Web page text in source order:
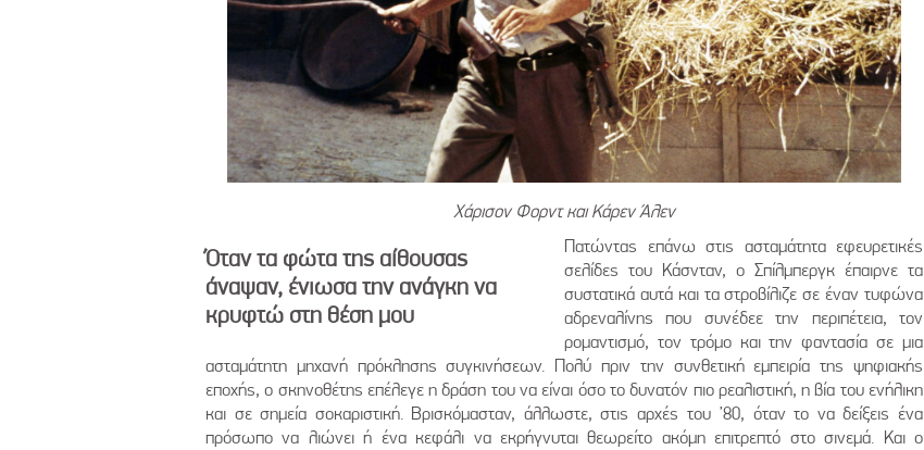
Χάρισον Φορντ και Κάρεν Άλεν
Όταν τα φώτα της αίθουσας
άναψαν, ένιωσα την ανάγκη να
κρυφτώ στη θέση μου
Πατώντας επάνω στις ασταμάτητα εφευρετικές
σελίδες του Κάσνταν, ο Σπίλμπεργκ έπαιρνε τα
συστατικά αυτά και τα στροβίλιζε σε έναν τυφώνα
αδρεναλίνης που συνέδεε την περιπέτεια, τον
ρομαντισμό, τον τρόμο και την φαντασία σε μια
ασταμάτητη μηχανή πρόκλησης συγκινήσεων. Πολύ πριν την συνθετική εμπειρία της ψηφιακής
εποχής, ο σκηνοθέτης επέλεγε η δράση του να είναι όσο το δυνατόν πιο ρεαλιστική, η βία του ενήλικη
και σε σημεία σοκαριστική. Βρισκόμασταν, άλλωστε, στις αρχές του ’80, όταν το να δείξεις ένα
πρόσωπο να λιώνει ή ένα κεφάλι να εκρήγνυται θεωρείτο ακόμη επιτρεπτό στο σινεμά. Και ο